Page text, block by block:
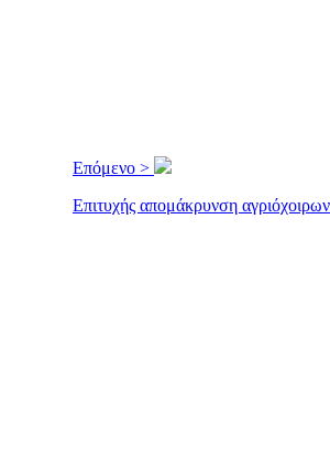
Επόμενο >
Επιτυχής απομάκρυνση